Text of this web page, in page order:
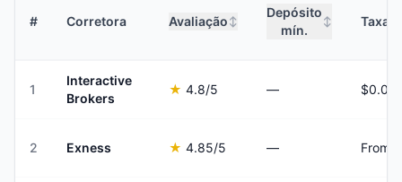
# Corretora Avaliação ↕
Depósito
mín.
↕ Taxas
1
Interactive
Brokers
★ 4.8/5 —
2 Exness ★ 4.85/5 — From